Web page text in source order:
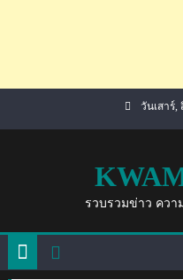
วันเสาร์,
รวบรวมข่าว ควา